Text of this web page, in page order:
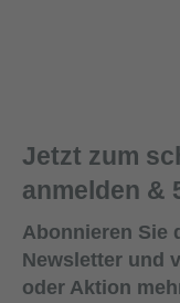
Jetzt zum
anmelden &
Abonnieren Sie
Newsletter und
oder Aktion